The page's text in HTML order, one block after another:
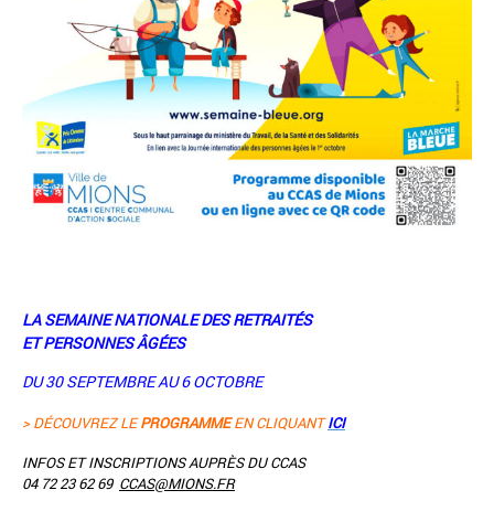
LA SEMAINE NATIONALE DES RETRAITÉS
ET PERSONNES ÂGÉES
DU 30 SEPTEMBRE AU 6 OCTOBRE
> DÉCOUVREZ LEPROGRAMMEEN CLIQUANTICI
INFOS ET INSCRIPTIONS AUPRÈS DU CCAS
04 72 23 62 69 CCAS@MIONS.FR